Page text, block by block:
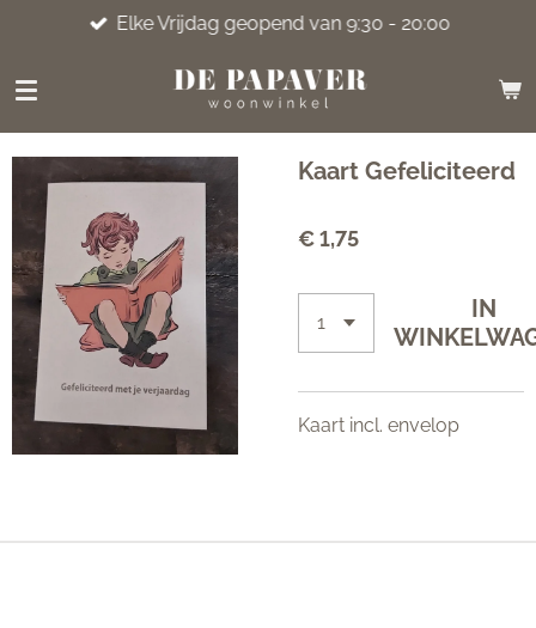
naar
hoofdinhoud
Elke Vrijdag geopend van 9:30 - 20:00
Kaart Gefeliciteerd
€ 1,75
IN
Kaart incl. envelop